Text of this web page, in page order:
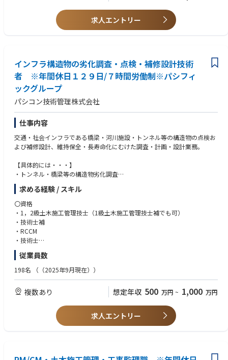
・ジョブローテーション（配属先希望考慮）
・情報セキュリティ研修（情報管理・情報漏洩、セキュリティ対策等）
（外部カウンセラーへのキャリア相談）
【働き方改革】
・テレワーク（在宅勤務）、ノー残業day（毎週水曜日）、有給初月から
付与、時間単位有給
・実働7時間/日、年間休日129日、夏期休暇（6～9月に自由に5日間）
・2DCAD基本操作（AutoCAD）
【求める人物像】
・社会貢献度の高い、世の中の役にたつ仕事をしたい
・街づくり・地図に残る仕事をしたい
・資格を取得したい
・細かな作業をコツコツと進める事が出来る
求人エントリー
インフラ構造物の劣化調査・点検・補修設計技術
者 ※年間休日１２９日/７時間労働制※パシフィ
ックグループ
パシコン技術管理株式会社
仕事内容
交通・社会インフラである橋梁・河川施設・トンネル等の構造物の点検お
よび補修設計、維持保全・長寿命化にむけた調査・計画・設計業務。
【具体的には・・・】
・トンネル・橋梁等の構造物劣化調査
・点検（計測・撮影等）
・点検調書の作成
・補修設計 など
～働く環境について～
パシコン技術管理では社員の皆様が安心して長期的に勤務していただけ
進めております。
【研修教育・キャリア支援】
・階層別研修（年次・リーダー・管理職）
・技術報告会（年1回）
・情報セキュリティ研修（情報管理・情報漏洩、セキュリティ対策等）
・コンプライアンス、ハラスメント研修（パワハラ、セクハラ、モラハラ
求める経験 / スキル
〇資格
・1，2級土木施工管理技士（1級土木施工管理技士補でも可）
・技術士補
・RCCM
・技術士
※上記、いずれか一つ必須
※コンクリート（主任技師）、コンクリート診断士、河川点検士、道路橋
点検士お持ちの方歓迎
〇PC・OAスキル
・Microsoft officeソフト(Excel、Word、Outlookなど)の基本操作
・2DCAD基本操作（AutoCAD）
従業員数
198名 （（2025年9月現在））
複数あり 想定年収 500 万円 ~ 1,000 万円
求人エントリー